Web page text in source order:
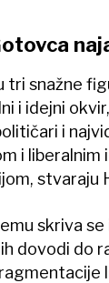
tri snažne
i idejni
i
i liberalnim
stvaraju
skriva
dovodi do